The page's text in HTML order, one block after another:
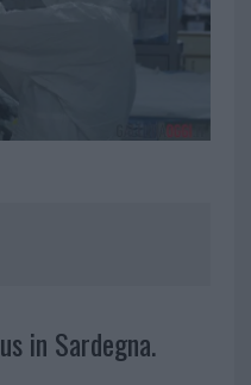
in Sardegna.